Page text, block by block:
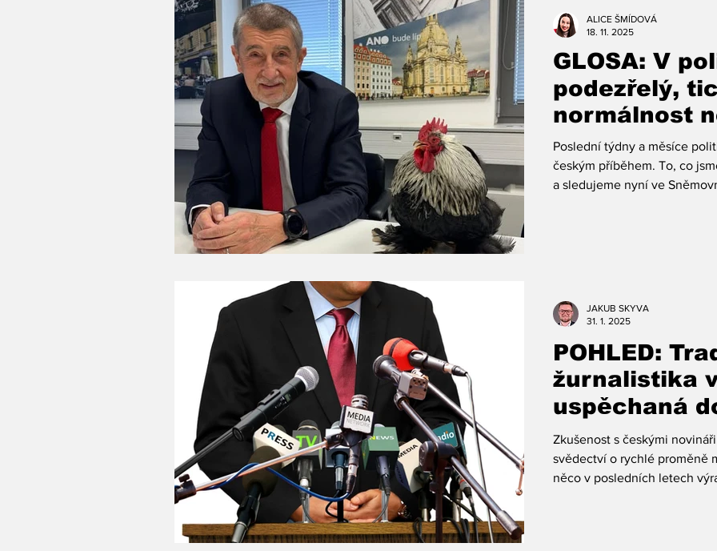
otázek. Moderování se ujal
GLOSA: V
podezřelý,
normálnost
Poslední týdny a měsíce
českým příběhem. To, co
a sledujeme nyní ve
nahlas, s gesty, s dramatem,
pár lety p
ALICE ŠMÍDOVÁ
18. 11. 2025
POHLED:
žurnalistika
uspěchaná
století
Zkušenost s českými
svědectví o rychlé proměně
něco v posledních letech
JAKUB SKYVA
31. 1. 2025